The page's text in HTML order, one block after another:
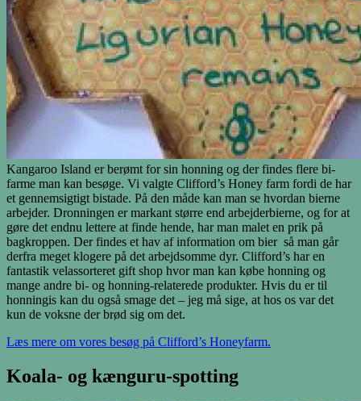
Kangaroo Island er berømt for sin honning og der findes flere bi-
farme man kan besøge. Vi valgte Clifford’s Honey farm fordi de har
et gennemsigtigt bistade. På den måde kan man se hvordan bierne
arbejder. Dronningen er markant større end arbejderbierne, og for at
gøre det endnu lettere at finde hende, har man malet en prik på
bagkroppen. Der findes et hav af information om bier så man går
derfra meget klogere på det arbejdsomme dyr. Clifford’s har en
fantastik velassorteret gift shop hvor man kan købe honning og
mange andre bi- og honning-relaterede produkter. Hvis du er til
honningis kan du også smage det – jeg må sige, at hos os var det
kun de voksne der brød sig om det.
Læs mere om vores besøg på Clifford’s Honeyfarm.
Koala- og kænguru-spotting